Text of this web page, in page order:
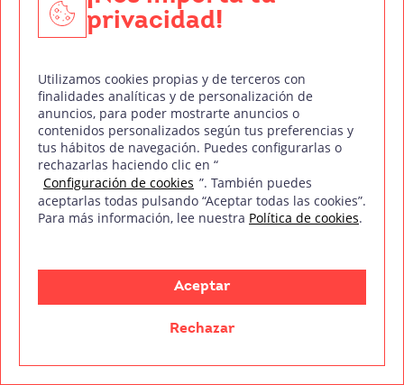
Síguenos en Redes Sociales
privacidad!
Utilizamos cookies propias y de terceros con
finalidades analíticas y de personalización de
anuncios, para poder mostrarte anuncios o
contenidos personalizados según tus preferencias y
tus hábitos de navegación. Puedes configurarlas o
rechazarlas haciendo clic en “
Configuración de cookies ”. También puedes
aceptarlas todas pulsando “Aceptar todas las cookies”.
Para más información, lee nuestra Política de cookies.
Aceptar
Rechazar